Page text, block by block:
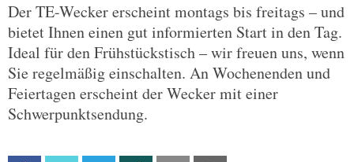
Der TE-Wecker erscheint montags bis freitags – und
bietet Ihnen einen gut informierten Start in den Tag.
Ideal für den Frühstückstisch – wir freuen uns, wenn
Sie regelmäßig einschalten. An Wochenenden und
Feiertagen erscheint der Wecker mit einer
Schwerpunktsendung.